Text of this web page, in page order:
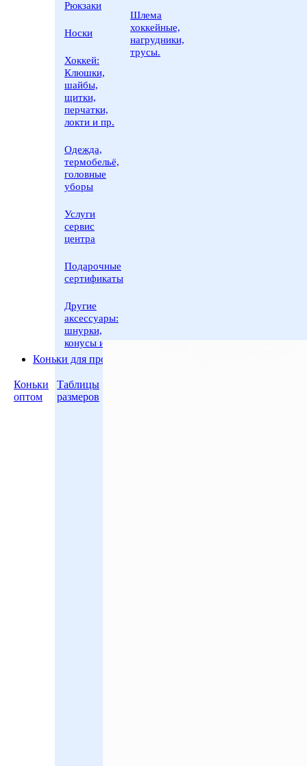
Рюкзаки
Носки
Хоккей:
Клюшки,
шайбы,
щитки,
перчатки,
локти и пр.
Одежда,
термобельё,
головные
уборы
Услуги
сервис
центра
Подарочные
сертификаты
Другие
аксессуары:
шнурки,
конусы и пр.
Шлема
хоккейные,
нагрудники,
трусы.
Коньки для проката
Коньки
оптом
Таблицы
размеров